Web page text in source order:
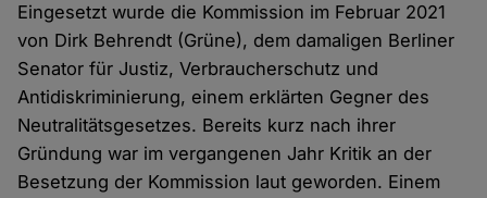
Eingesetzt wurde die Kommission im Februar 2021
von Dirk Behrendt (Grüne), dem damaligen Berliner
Senator für Justiz, Verbraucherschutz und
Antidiskriminierung, einem erklärten Gegner des
Neutralitätsgesetzes. Bereits kurz nach ihrer
Gründung war im vergangenen Jahr Kritik an der
Besetzung der Kommission laut geworden. Einem